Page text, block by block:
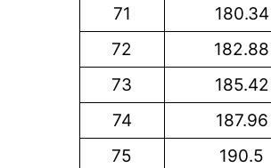
71
180.34
72
182.88
73
185.42
74
187.96
75
190.5